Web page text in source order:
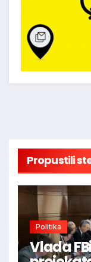
Propustili
Politika
Vlada